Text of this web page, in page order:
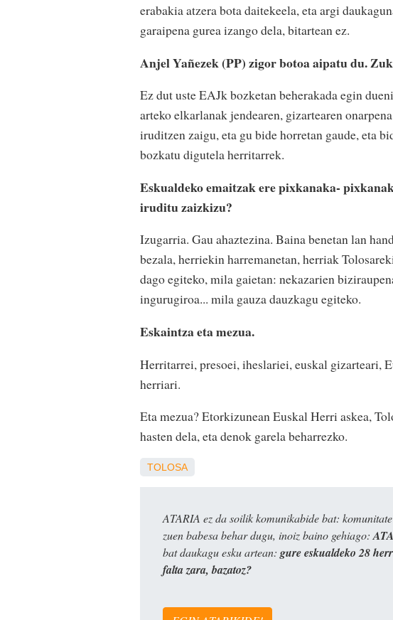
erabakia atzera bota daitekeela, eta argi
garaipena gurea izango dela, bitartean ez.
Anjel Yañezek (PP) zigor botoa aipatu du.
Ez dut uste EAJk bozketan beherakada egin
arteko elkarlanak jendearen, gizartearen
iruditzen zaigu, eta gu bide horretan gaude, eta
bozkatu digutela herritarrek.
Eskualdeko emaitzak ere pixkanaka-
iruditu zaizkizu?
Izugarria. Gau ahaztezina. Baina benetan lan
bezala, herriekin harremanetan, herriak
dago egiteko, mila gaietan: nekazarien
ingurugiroa... mila gauza dauzkagu egiteko.
Eskaintza eta mezua.
Herritarrei, presoei, iheslariei, euskal gizarteari,
herriari.
Eta mezua? Etorkizunean Euskal Herri askea,
hasten dela, eta denok garela beharrezko.
TOLOSA
ATARIA ez da soilik komunikabide bat:
zuen babesa behar dugu, inoiz baino gehiago:
bat daukagu esku artean: gure eskualdeko 28
falta zara, bazatoz?